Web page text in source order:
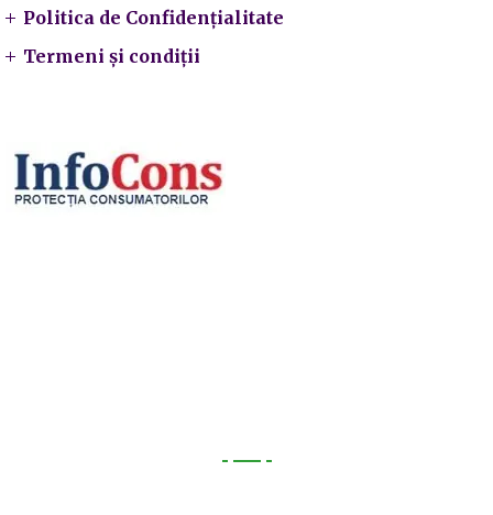
Politica de Confidențialitate
Termeni și condiții